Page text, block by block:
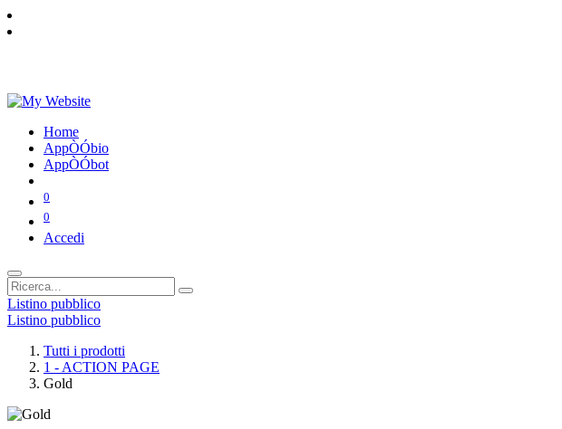
Home
AppÒÓbio
AppÒÓbot
0
0
Accedi
Listino pubblico
Listino pubblico
Tutti i prodotti
1 - ACTION PAGE
Gold